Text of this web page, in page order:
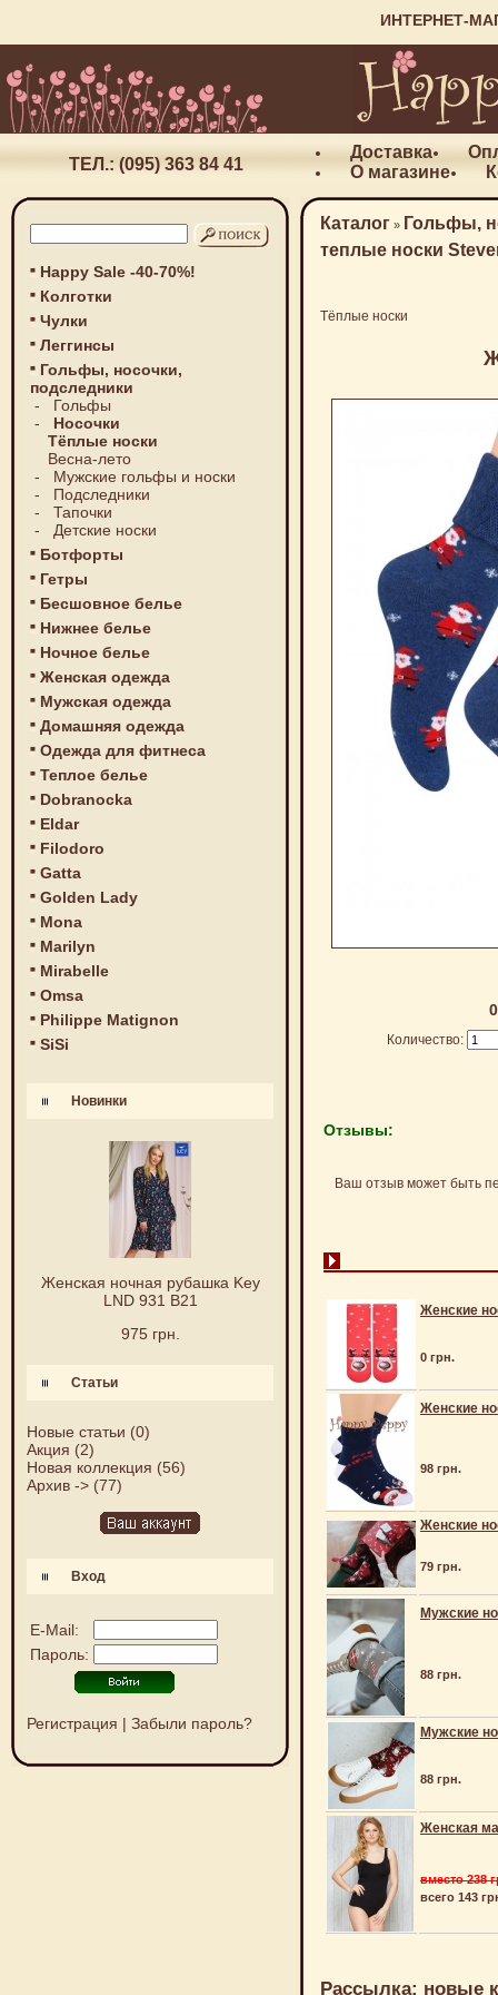
ИНТЕРНЕТ-
ТЕЛ.: (095) 363 84 41
Доставка
О магазине
Happy Sale -40-70%!
Колготки
Чулки
Леггинсы
Гольфы, носочки,
подследники
- Гольфы
- Носочки
Тёплые носки
Весна-лето
- Мужские гольфы и носки
- Подследники
- Тапочки
- Детские носки
Ботфорты
Гетры
Бесшовное белье
Нижнее белье
Ночное белье
Женская одежда
Мужская одежда
Домашняя одежда
Одежда для фитнеса
Теплое белье
Dobranocka
Eldar
Filodoro
Gatta
Golden Lady
Mona
Marilyn
Mirabelle
Omsa
Philippe Matignon
SiSi
Новинки
Женская ночная рубашка Key
LND 931 B21
975 грн.
Статьи
Новые статьи (0)
Акция (2)
Новая коллекция (56)
Архив -> (77)
Вход
E-Mail:
Пароль:
Регистрация | Забыли пароль?
Каталог » Гольфы,
теплые носки
Тёплые носки
Количество:
Отзывы:
Ваш отзыв может быть
Женские
0 грн.
Женские
98 грн.
Женские
79 грн.
Мужские
88 грн.
Мужские
88 грн.
Женская
вместо 238
всего 143
Рассылка: новые